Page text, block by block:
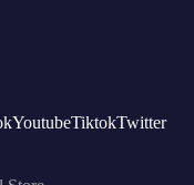
YoutubeTiktokTwitter